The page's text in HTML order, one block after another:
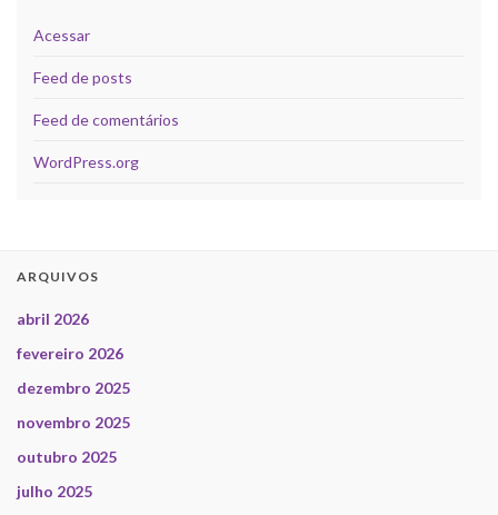
Acessar
Feed de posts
Feed de comentários
WordPress.org
ARQUIVOS
abril 2026
fevereiro 2026
dezembro 2025
novembro 2025
outubro 2025
julho 2025